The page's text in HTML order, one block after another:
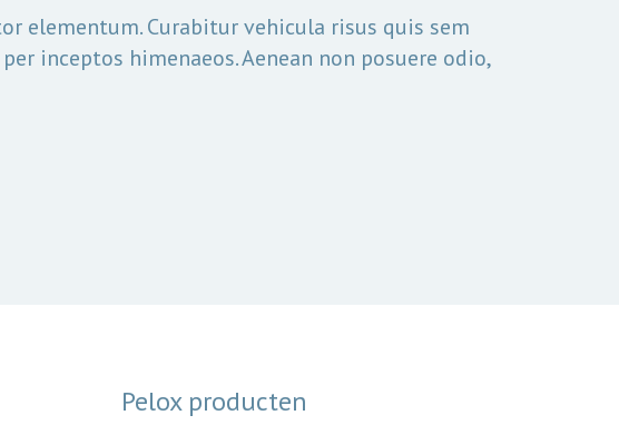
elementum. Curabitur vehicula risus quis sem
inceptos himenaeos. Aenean non posuere odio,
Pelox producten